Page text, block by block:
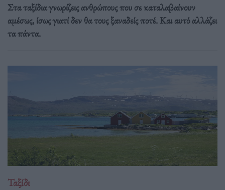
Στα ταξίδια γνωρίζεις ανθρώπους που σε καταλαβαίνουν
αμέσως, ίσως γιατί δεν θα τους ξαναδείς ποτέ. Και αυτό αλλάζει
τα πάντα.
Ταξίδι